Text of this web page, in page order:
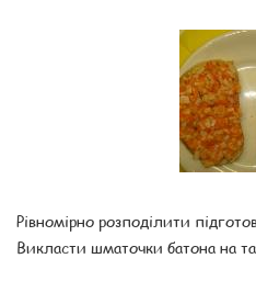
Рівномірно розподілити
Викласти шматочки батона на